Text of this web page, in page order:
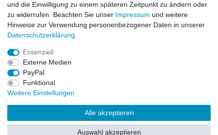
und die Einwilligung zu einem späteren Zeitpunkt zu ändern oder
zu widerrufen. Beachten Sie unser Impressum und weitere
Hinweise zur Verwendung personenbezogener Daten in unserer
Daten­schutz­erklärung
Essenziell
Externe Medien
PayPal
Funktional
Weitere Einstellungen
Alle akzeptieren
Alle ablehnen
und die Einwilligung zu einem späteren Zeitpunkt zu ändern oder
zu widerrufen. Beachten Sie unser Impressum und weitere
Hinweise zur Verwendung personenbezogener Daten in unserer
Daten­schutz­erklärung
Essenziell
Externe Medien
PayPal
Funktional
Weitere Einstellungen
Alle akzeptieren
Auswahl akzeptieren
Impressum
Barrierefreiheitserklärung